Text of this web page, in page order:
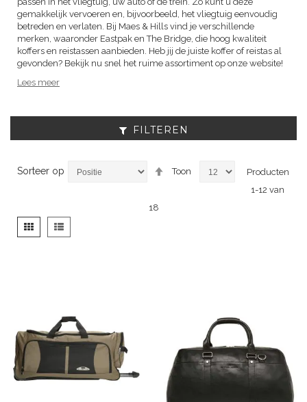
gemakkelijk vervoeren en, bijvoorbeeld, het vliegtuig eenvoudig
betreden en verlaten. Bij Maes & Hills vind je verschillende
merken, waaronder Eastpak en The Bridge, die hoog kwaliteit
koffers en reistassen aanbieden. Heb jij de juiste koffer of reistas al
gevonden? Bekijk nu snel het ruime assortiment op onze website!
Lees meer
FILTEREN
Sorteer op
Van
Toon
Producten
1-12 van
18
Tonen
als
Foto-
tabel
Lijst